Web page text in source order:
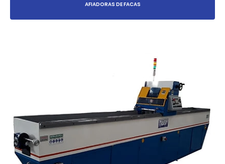
AFIADORAS DE FACAS